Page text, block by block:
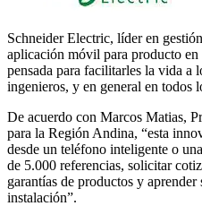
Schneider Electric, líder en
aplicación móvil para producto
pensada para facilitarles la vida a
ingenieros, y en general en todos
De acuerdo con Marcos Matias,
para la Región Andina, “esta
desde un teléfono inteligente o
de 5.000 referencias, solicitar
garantías de productos y
instalación”.